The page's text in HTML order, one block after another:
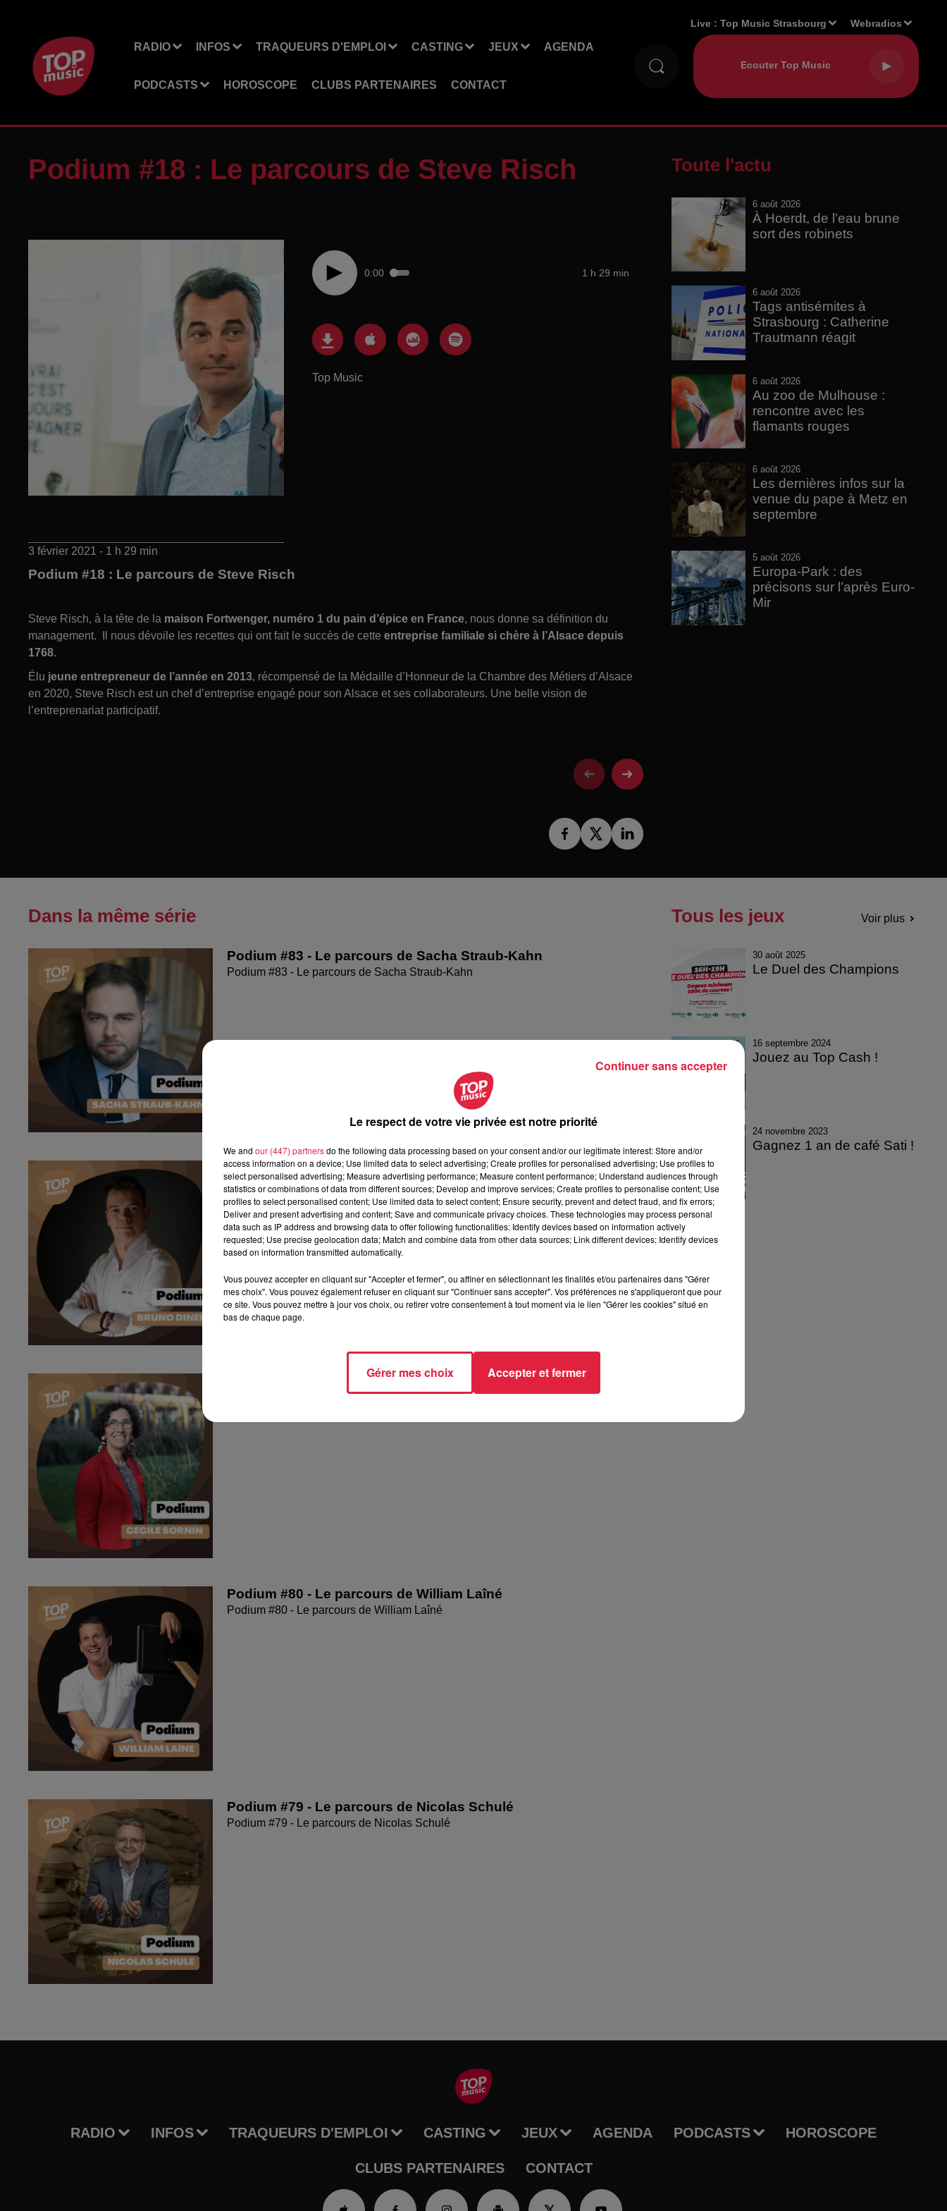
RADIO INFOS TRAQUEURS D'EMPLOI CASTING JEUX AGENDA
PODCASTS HOROSCOPE CLUBS PARTENAIRES CONTACT
Live :Top Music Strasbourg Webradios
Podium #18 : Le parcours de Steve Risch
0:00 1 h 29 min
Top Music
3 février 2021 - 1 h 29 min
Podium #18 : Le parcours de Steve Risch
Steve Risch, à la tête de la maison Fortwenger, numéro 1 du pain d’épice en France, nous donne sa définition du
management. Il nous dévoile les recettes qui ont fait le succès de cette entreprise familiale si chère à l’Alsace depuis
1768.
Élu jeune entrepreneur de l’année en 2013, récompensé de la Médaille d’Honneur de la Chambre des Métiers d’Alsace
en 2020, Steve Risch est un chef d’entreprise engagé pour son Alsace et ses collaborateurs. Une belle vision de
l’entreprenariat participatif.
Toute l'actu
6 août 2026
À Hoerdt, de l’eau brune
sort des robinets
6 août 2026
Tags antisémites à
Strasbourg : Catherine
Trautmann réagit
6 août 2026
Au zoo de Mulhouse :
rencontre avec les
flamants rouges
6 août 2026
Les dernières infos sur la
venue du pape à Metz en
septembre
5 août 2026
Europa-Park : des
précisons sur l’après Euro-
Mir
Dans la même série
Podium #83 - Le parcours de Sacha Straub-Kahn
Podium #83 - Le parcours de Sacha Straub-Kahn
Podium #82 - Le parcours de Bruno Dinel
Podium #82 - Le parcours de Bruno Dinel
Podium #81 - Le parcours de Cécile Sornin
Podium #81 - Le parcours de Cécile Sornin
Podium #80 - Le parcours de William Laîné
Podium #80 - Le parcours de William Laîné
Podium #79 - Le parcours de Nicolas Schulé
Podium #79 - Le parcours de Nicolas Schulé
Tous les jeux Voir plus
30 août 2025
Le Duel des Champions
16 septembre 2024
Jouez au Top Cash !
24 novembre 2023
Gagnez 1 an de café Sati !
RADIO INFOS TRAQUEURS D'EMPLOI CASTING JEUX AGENDA PODCASTS HOROSCOPE
CLUBS PARTENAIRES CONTACT
Le respect de votre vie privée est notre priorité
We and our (447) partnersdo the following data processing based on your consent and/or our legitimate interest: Store and/or
access information on a device; Use limited data to select advertising; Create profiles for personalised advertising; Use profiles to
select personalised advertising; Measure advertising performance; Measure content performance; Understand audiences through
statistics or combinations of data from different sources; Develop and improve services; Create profiles to personalise content; Use
profiles to select personalised content; Use limited data to select content; Ensure security, prevent and detect fraud, and fix errors;
Deliver and present advertising and content; Save and communicate privacy choices. These technologies may process personal
data such as IP address and browsing data to offer following functionalities: Identify devices based on information actively
requested; Use precise geolocation data; Match and combine data from other data sources; Link different devices; Identify devices
based on information transmitted automatically.
Vous pouvez accepter en cliquant sur "Accepter et fermer", ou affiner en sélectionnant les finalités et/ou partenaires dans "Gérer
mes choix". Vous pouvez également refuser en cliquant sur "Continuer sans accepter". Vos préférences ne s'appliqueront que pour
ce site. Vous pouvez mettre à jour vos choix, ou retirer votre consentement à tout moment via le lien "Gérer les cookies" situé en
bas de chaque page.
Gérer mes choix Accepter et fermer
Continuer sans accepter